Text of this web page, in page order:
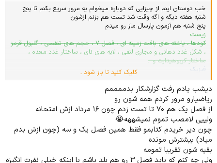
خب دوستان اینم از چیزایی که دوباره میخوام یه مرور سریع بکنم تا پنج
شنبه هفته دیگه و اگه وقت شد تست هم بزنم ازشون
پنج شنبه هم آزمون پارسال ماز رو میدم
زیست
کودها ، یاخته های بافت زمینه ای ، فصل ۷ ، حجم های تنفسی ، گلبول قرمز
، شکل غدد دهانی و مجاری لنفی ، لایه های نای ، ساختار غدد معده ،
ساختار کربوهیدارت و ..
فیزیک
واحد یکاها ، آب و جیوه در لوله مویین ، انبساط ها ، مسائل گرمای ویژه و
ظرفیت گرمایی
شیمی
تمرین نوشتن آرایش الکترونی عنصر های ردیف ۴ جهت سریع تر شدن ،
رسم ساختار لوییس ترکیبات ، مرور جزوه استوکیومتری مصلایی ، نمودار
انحلال پذیری نمک ها و گازها ، فرآند هابر ، کاربرد گازها
ریاضی
قوانین مجموعه ها ، اتحاد چاق و لاغر ، حل معادله درجه دوم ، تعیین
علامت ، نامعادلات ، وارد کردن جزوه انتقال تابع
کلیک کنید تا باز شود...
دیشب یادم رفت گزارشکار بدممممم
ریاضیارو مرور کردم همه شون رو
از فصل یک هم ۷۰ تا تست زدم چون ۱۶ مرداد ازش امتحانه
ولییی لامصب تموم نمیشههه😭
چون دیر خریدم کتابمو فقط همین فصل یک و سه (چون ازش بدم
میاد) بیشترش مونده
بقیه شون تقریبا تمومه
ولی چه کنم که باید فصل ۳ رو هم بلد باشم با اینکه خیلی نفرت انگیزه